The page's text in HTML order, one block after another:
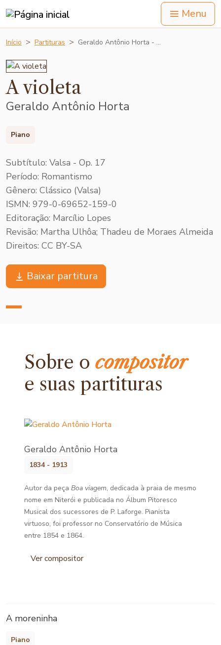
Menu
Início Partituras Geraldo Antônio Horta - …
A violeta
Geraldo Antônio Horta
Piano
Subtítulo: Valsa - Op. 17
Período: Romantismo
Gênero: Clássico (Valsa)
ISMN: 979-0-69652-159-0
Editoração: Marcílio Lopes
Revisão: Martha Ulhôa; Thadeu de Moraes Almeida
Direitos: CC BY-SA
Baixar partitura
Sobre ocompositor
e suas partituras
Geraldo Antônio Horta
1834 - 1913
Autor da peçaBoa viagem, dedicada à praia de mesmo
nome em Niterói e publicada no Álbum Pitoresco
Musical dos sucessores de P. Laforge. Pianista
virtuoso, foi professor no Conservatório de Música
entre 1854 e 1864.
Ver compositor
A moreninha
Piano